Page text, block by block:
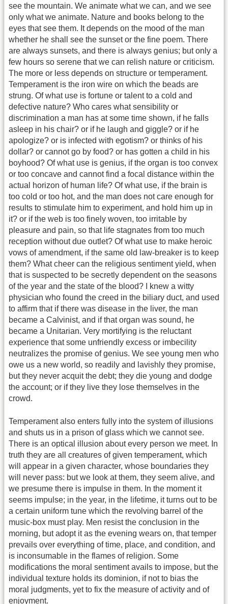
see the mountain. We animate what we can, and we see
only what we animate. Nature and books belong to the
eyes that see them. It depends on the mood of the man
whether he shall see the sunset or the fine poem. There
are always sunsets, and there is always genius; but only a
few hours so serene that we can relish nature or criticism.
The more or less depends on structure or temperament.
Temperament is the iron wire on which the beads are
strung. Of what use is fortune or talent to a cold and
defective nature? Who cares what sensibility or
discrimination a man has at some time shown, if he falls
asleep in his chair? or if he laugh and giggle? or if he
apologize? or is infected with egotism? or thinks of his
dollar? or cannot go by food? or has gotten a child in his
boyhood? Of what use is genius, if the organ is too convex
or too concave and cannot find a focal distance within the
actual horizon of human life? Of what use, if the brain is
too cold or too hot, and the man does not care enough for
results to stimulate him to experiment, and hold him up in
it? or if the web is too finely woven, too irritable by
pleasure and pain, so that life stagnates from too much
reception without due outlet? Of what use to make heroic
vows of amendment, if the same old law-breaker is to keep
them? What cheer can the religious sentiment yield, when
that is suspected to be secretly dependent on the seasons
of the year and the state of the blood? I knew a witty
physician who found the creed in the biliary duct, and used
to affirm that if there was disease in the liver, the man
became a Calvinist, and if that organ was sound, he
became a Unitarian. Very mortifying is the reluctant
experience that some unfriendly excess or imbecility
neutralizes the promise of genius. We see young men who
owe us a new world, so readily and lavishly they promise,
but they never acquit the debt; they die young and dodge
the account; or if they live they lose themselves in the
crowd.
Temperament also enters fully into the system of illusions
and shuts us in a prison of glass which we cannot see.
There is an optical illusion about every person we meet. In
truth they are all creatures of given temperament, which
will appear in a given character, whose boundaries they
will never pass: but we look at them, they seem alive, and
we presume there is impulse in them. In the moment it
seems impulse; in the year, in the lifetime, it turns out to be
a certain uniform tune which the revolving barrel of the
music-box must play. Men resist the conclusion in the
morning, but adopt it as the evening wears on, that temper
prevails over everything of time, place, and condition, and
is inconsumable in the flames of religion. Some
modifications the moral sentiment avails to impose, but the
individual texture holds its dominion, if not to bias the
moral judgments, yet to fix the measure of activity and of
enjoyment.